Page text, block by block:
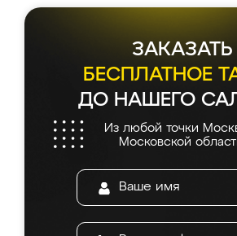
ЗАКАЗАТЬ
БЕСПЛАТНОЕ
ДО НАШЕГО
Из любой точки
Московской